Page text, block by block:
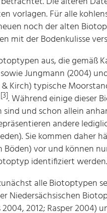
vorlagen. Für alle
noch der alten
mit der Bodenkulisse
aus, die gemäß
Jungmann (2004)
Kirch) typische
. Während einige dieser
sind und schon allein
andere
Sie kommen daher
vor und können
identifiziert werden.
alle Biotoptypen
Niedersächsischen
2012; Rasper 2004)